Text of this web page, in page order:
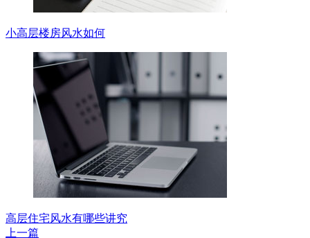
小高层楼房风水如何
高层住宅风水有哪些讲究
上一篇